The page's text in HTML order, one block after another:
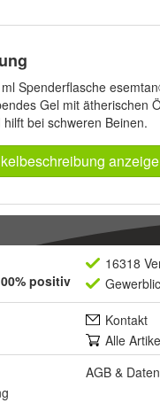
Spenderflasche
Gel mit ätherischen
bei schweren Beinen.
positiv
16318
Kontakt
Alle
AGB &